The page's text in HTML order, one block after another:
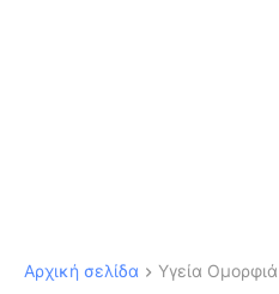
Αρχική σελίδα Υγεία